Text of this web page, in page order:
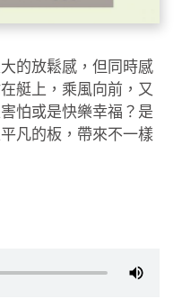
的放鬆感，但同時感
艇上，乘風向前，又
怕或是快樂幸福？是
凡的板，帶來不一樣